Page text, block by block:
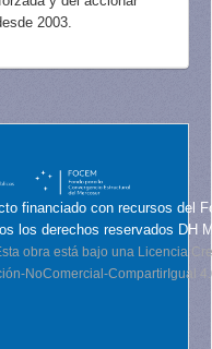
2003.
financiado con recursos del
los derechos reservados DH
obra está bajo una Licencia
NoComercial-CompartirIgual